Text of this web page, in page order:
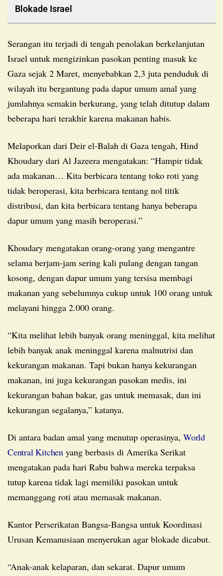
Blokade Israel
Serangan itu terjadi di tengah penolakan berkelanjutan
Israel untuk mengizinkan pasokan penting masuk ke
Gaza sejak 2 Maret, menyebabkan 2,3 juta penduduk di
wilayah itu bergantung pada dapur umum amal yang
jumlahnya semakin berkurang, yang telah ditutup dalam
beberapa hari terakhir karena makanan habis.
Melaporkan dari Deir el-Balah di Gaza tengah, Hind
Khoudary dari Al Jazeera mengatakan: “Hampir tidak
ada makanan… Kita berbicara tentang toko roti yang
tidak beroperasi, kita berbicara tentang nol titik
distribusi, dan kita berbicara tentang hanya beberapa
dapur umum yang masih beroperasi.”
Khoudary mengatakan orang-orang yang mengantre
selama berjam-jam sering kali pulang dengan tangan
kosong, dengan dapur umum yang tersisa membagi
makanan yang sebelumnya cukup untuk 100 orang untuk
melayani hingga 2.000 orang.
“Kita melihat lebih banyak orang meninggal, kita melihat
lebih banyak anak meninggal karena malnutrisi dan
kekurangan makanan. Tapi bukan hanya kekurangan
makanan, ini juga kekurangan pasokan medis, ini
kekurangan bahan bakar, gas untuk memasak, dan ini
kekurangan segalanya,” katanya.
Di antara badan amal yang menutup operasinya, World
Central Kitchen yang berbasis di Amerika Serikat
mengatakan pada hari Rabu bahwa mereka terpaksa
tutup karena tidak lagi memiliki pasokan untuk
memanggang roti atau memasak makanan.
Kantor Perserikatan Bangsa-Bangsa untuk Koordinasi
Urusan Kemanusiaan menyerukan agar blokade dicabut.
“Anak-anak kelaparan, dan sekarat. Dapur umum